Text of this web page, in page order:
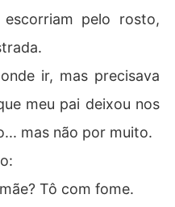
pelo rosto,
ir, mas precisava
meu pai deixou nos
mas não por muito.
Tô com fome.